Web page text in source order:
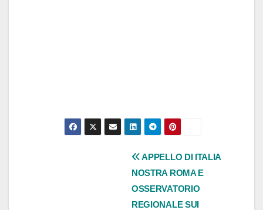
Navigazione APPELLO DI ITALIA
NOSTRA ROMA E
OSSERVATORIO
REGIONALE SUI